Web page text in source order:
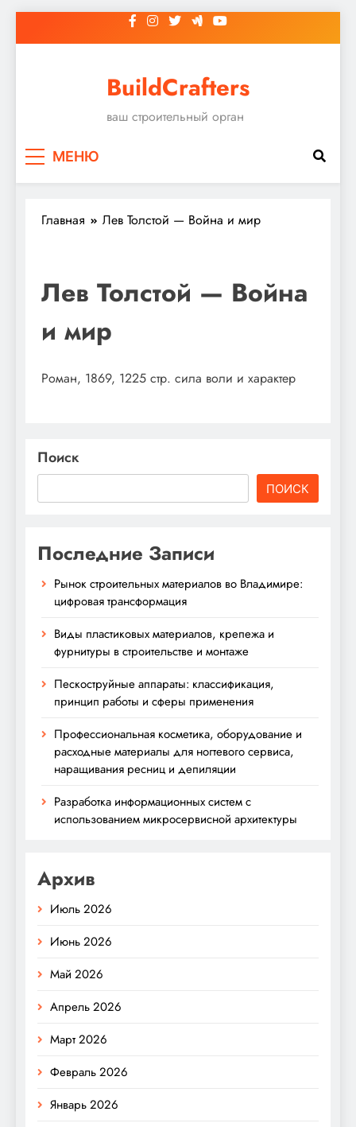
к
BuildCrafters
ваш строительный орган
МЕНЮ
Главная Лев Толстой — Война и мир
Лев Толстой — Война
и мир
Роман, 1869, 1225 стр. сила воли и характер
Поиск
ПОИСК
Последние Записи
Рынок строительных материалов во Владимире:
цифровая трансформация
Виды пластиковых материалов, крепежа и
фурнитуры в строительстве и монтаже
Пескоструйные аппараты: классификация,
принцип работы и сферы применения
Профессиональная косметика, оборудование и
расходные материалы для ногтевого сервиса,
наращивания ресниц и депиляции
Разработка информационных систем с
использованием микросервисной архитектуры
Архив
Июль 2026
Июнь 2026
Май 2026
Апрель 2026
Март 2026
Февраль 2026
Январь 2026